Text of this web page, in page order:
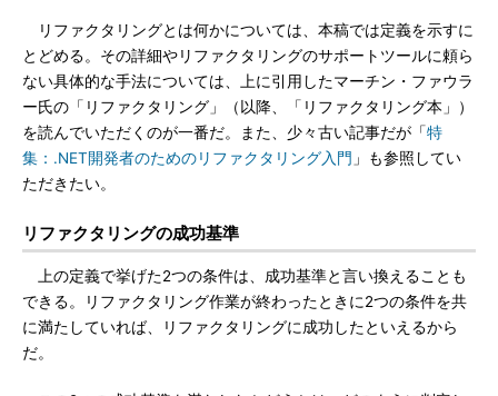
リファクタリングとは何かについては、本稿では定義を示すに
とどめる。その詳細やリファクタリングのサポートツールに頼ら
ない具体的な手法については、上に引用したマーチン・ファウラ
ー氏の「リファクタリング」（以降、「リファクタリング本」）
を読んでいただくのが一番だ。また、少々古い記事だが「特
集：.NET開発者のためのリファクタリング入門 」も参照してい
ただきたい。
リファクタリングの成功基準
上の定義で挙げた2つの条件は、成功基準と言い換えることも
できる。リファクタリング作業が終わったときに2つの条件を共
に満たしていれば、リファクタリングに成功したといえるから
だ。